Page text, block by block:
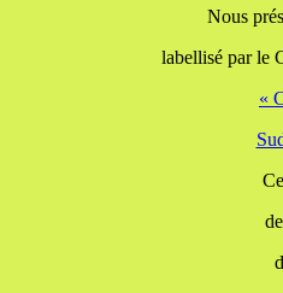
Nous
labellisé par le
«